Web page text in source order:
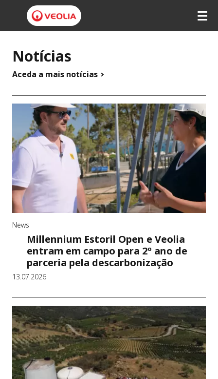
Notícias
Aceda a mais notícias
News
Millennium Estoril Open e Veolia
entram em campo para 2º ano de
parceria pela descarbonização
13.07.2026